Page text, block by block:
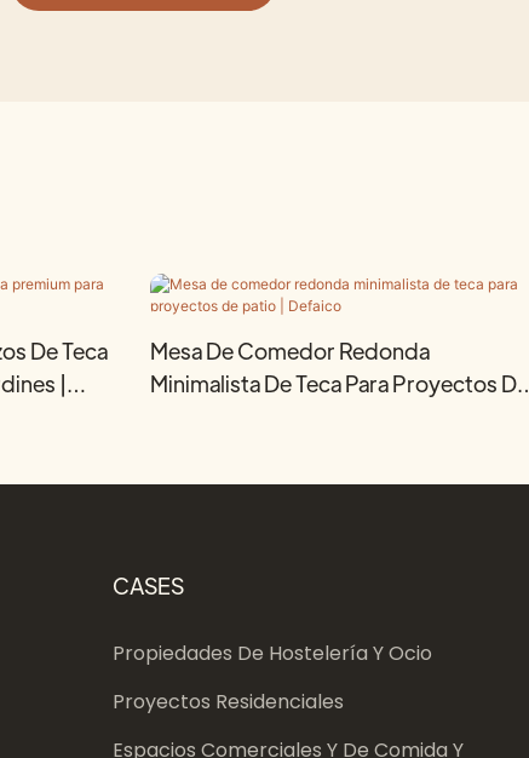
De Teca
|
Mesa De Comedor Redonda
Minimalista De Teca Para Proyectos De
CASES
Propiedades De Hostelería Y Ocio
Proyectos Residenciales
Espacios Comerciales Y De Comida Y